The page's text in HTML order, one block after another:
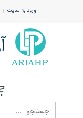
ورود به سایت